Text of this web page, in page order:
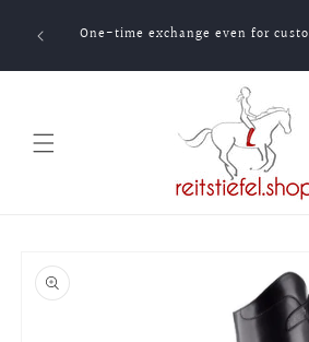
contentOne-time exchange even for
product
information